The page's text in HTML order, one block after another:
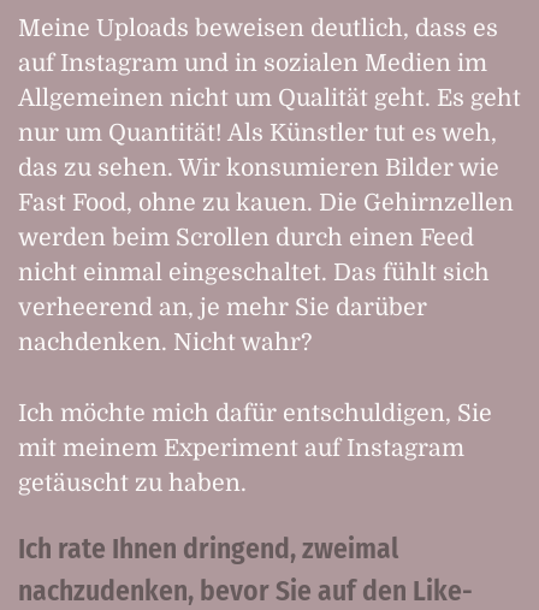
Meine Uploads beweisen deutlich, dass es
auf Instagram und in sozialen Medien im
Allgemeinen nicht um Qualität geht. Es geht
nur um Quantität! Als Künstler tut es weh,
das zu sehen. Wir konsumieren Bilder wie
Fast Food, ohne zu kauen. Die Gehirnzellen
werden beim Scrollen durch einen Feed
nicht einmal eingeschaltet. Das fühlt sich
verheerend an, je mehr Sie darüber
nachdenken. Nicht wahr?
Ich möchte mich dafür entschuldigen, Sie
mit meinem Experiment auf Instagram
getäuscht zu haben.
Ich rate Ihnen dringend, zweimal
nachzudenken, bevor Sie auf den Like-